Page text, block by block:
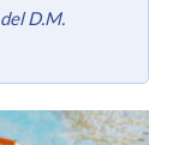
D.M.